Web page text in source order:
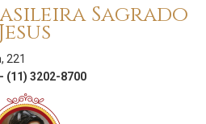
Sagrado
221
- (11) 3202-8700